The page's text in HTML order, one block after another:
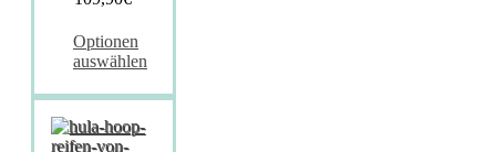
Optionen
auswählen